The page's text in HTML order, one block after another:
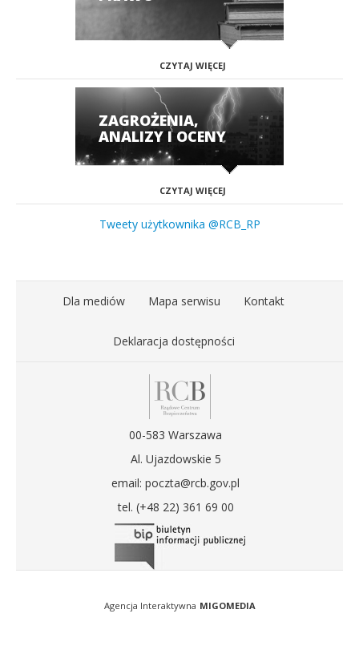
CZYTAJ WIĘCEJ
ZAGROŻENIA,
ANALIZY I OCENY
CZYTAJ WIĘCEJ
Tweety użytkownika @RCB_RP
Dla mediów Mapa serwisu Kontakt
Deklaracja dostępności
00-583 Warszawa
Al. Ujazdowskie 5
email: poczta@rcb.gov.pl
tel. (+48 22) 361 69 00
Agencja Interaktywna MIGOMEDIA